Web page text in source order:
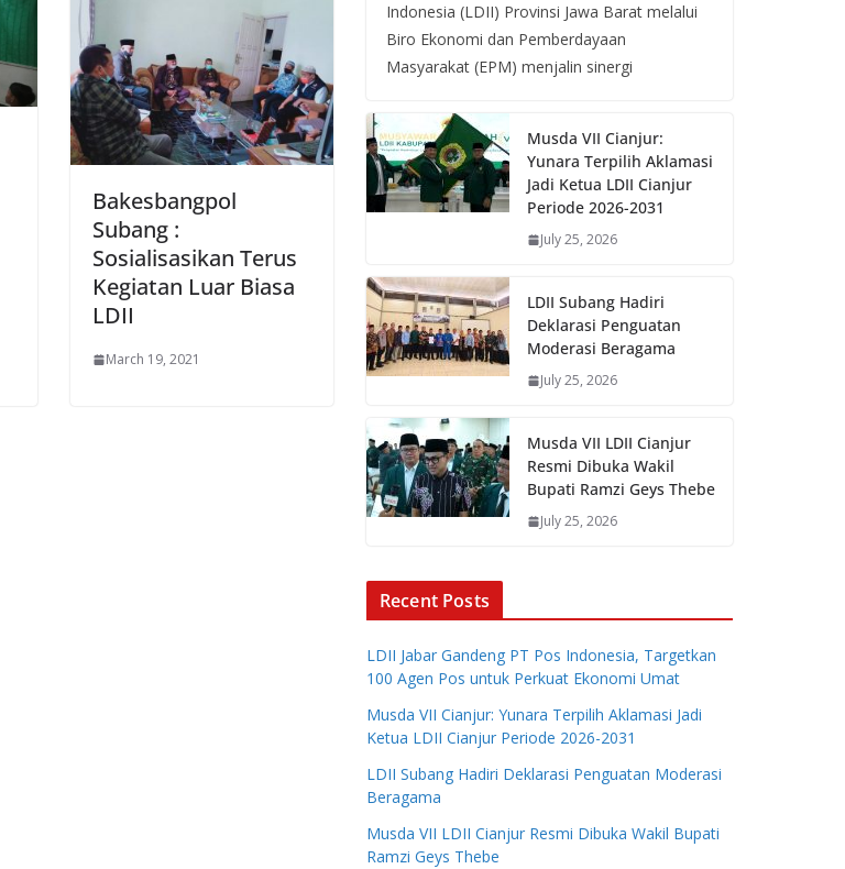
Bakesbangpol
Subang :
Sosialisasikan Terus
Kegiatan Luar Biasa
LDII
March 19, 2021
Indonesia (LDII) Provinsi Jawa Barat melalui
Biro Ekonomi dan Pemberdayaan
Masyarakat (EPM) menjalin sinergi
Musda VII Cianjur:
Yunara Terpilih Aklamasi
Jadi Ketua LDII Cianjur
Periode 2026-2031
July 25, 2026
LDII Subang Hadiri
Deklarasi Penguatan
Moderasi Beragama
July 25, 2026
Musda VII LDII Cianjur
Resmi Dibuka Wakil
Bupati Ramzi Geys Thebe
July 25, 2026
Recent Posts
LDII Jabar Gandeng PT Pos Indonesia, Targetkan
100 Agen Pos untuk Perkuat Ekonomi Umat
Musda VII Cianjur: Yunara Terpilih Aklamasi Jadi
Ketua LDII Cianjur Periode 2026-2031
LDII Subang Hadiri Deklarasi Penguatan Moderasi
Beragama
Musda VII LDII Cianjur Resmi Dibuka Wakil Bupati
Ramzi Geys Thebe